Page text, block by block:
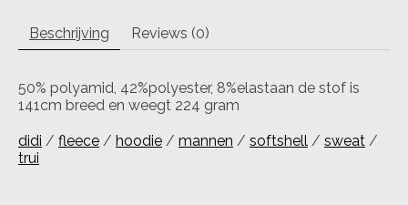
Beschrijving Reviews (0)
50% polyamid, 42%polyester, 8%elastaan de stof is
141cm breed en weegt 224 gram
didi / fleece / hoodie / mannen / softshell / sweat /
trui